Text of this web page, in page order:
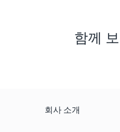
함께
회사 소개